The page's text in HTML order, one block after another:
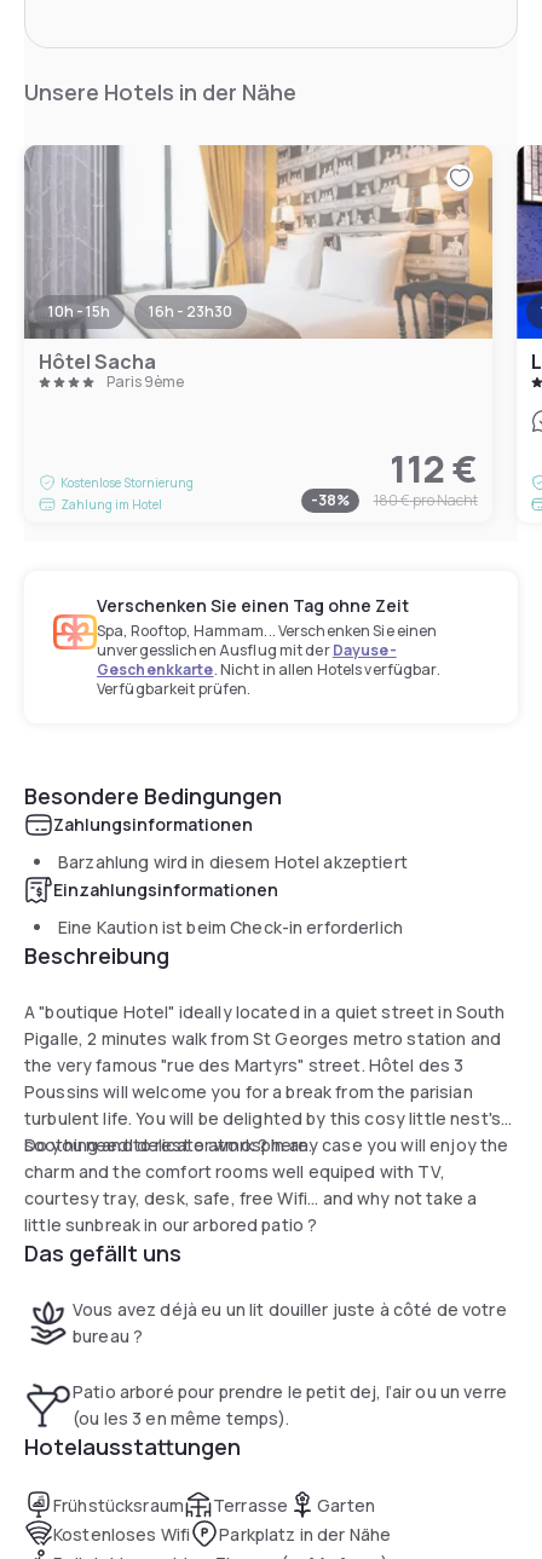
Unsere Hotels in der Nähe
10h - 15h 16h - 23h30
Hôtel Sacha
Paris 9ème
Kostenlose Stornierung
Zahlung im Hotel
112 €
-38% 180 €pro Nacht
Verschenken Sie einen Tag ohne Zeit
Spa, Rooftop, Hammam... Verschenken Sie einen
unvergesslichen Ausflug mit derDayuse-
Geschenkkarte. Nicht in allen Hotels verfügbar.
Verfügbarkeit prüfen.
Besondere Bedingungen
Zahlungsinformationen
Barzahlung wird in diesem Hotel akzeptiert
Einzahlungsinformationen
Eine Kaution ist beim Check-in erforderlich
Beschreibung
A "boutique Hotel" ideally located in a quiet street in South
Pigalle, 2 minutes walk from St Georges metro station and
the very famous "rue des Martyrs" street. Hôtel des 3
Poussins will welcome you for a break from the parisian
turbulent life. You will be delighted by this cosy little nest's
soothing and delicate atmosphere.
Do you need to rest or work ? In any case you will enjoy the
charm and the comfort rooms well equiped with TV,
courtesy tray, desk, safe, free Wifi... and why not take a
little sunbreak in our arbored patio ?
Das gefällt uns
Vous avez déjà eu un lit douiller juste à côté de votre
bureau ?
Patio arboré pour prendre le petit dej, l’air ou un verre
(ou les 3 en même temps).
Hotelausstattungen
Frühstücksraum Terrasse
Garten
Kostenloses Wifi
Parkplatz in der Nähe